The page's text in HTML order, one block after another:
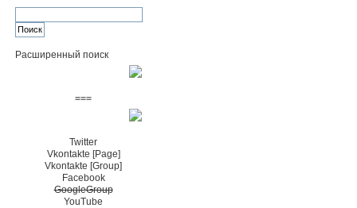
Расширенный поиск
===
Twitter
Vkontakte [Page]
Vkontakte [Group]
Facebook
GoogleGroup
YouTube